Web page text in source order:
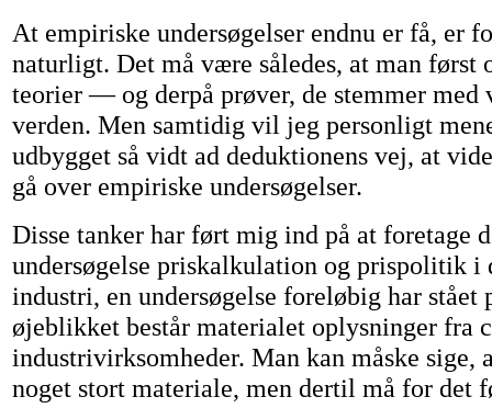
At empiriske undersøgelser endnu er få, er
naturligt. Det må være således, at man først
teorier — og derpå prøver, de stemmer med
verden. Men samtidig vil jeg personligt
udbygget så vidt ad deduktionens vej, at
gå over empiriske undersøgelser.
Disse tanker har ført mig ind på at foretage
undersøgelse priskalkulation og prispolitik i
industri, en undersøgelse foreløbig har stået
øjeblikket består materialet oplysninger fra
industrivirksomheder. Man kan måske sige,
noget stort materiale, men dertil må for det